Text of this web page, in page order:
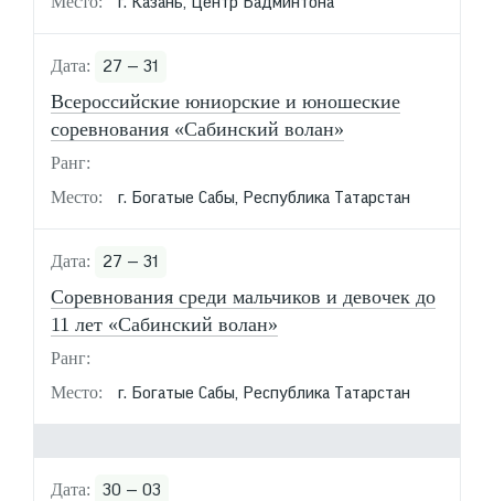
27 — 31
Всероссийские юниорские и юношеские
соревнования «Сабинский волан»
г. Богатые Сабы, Республика Татарстан
27 — 31
Соревнования среди мальчиков и девочек до
11 лет «Сабинский волан»
г. Богатые Сабы, Республика Татарстан
30 — 03